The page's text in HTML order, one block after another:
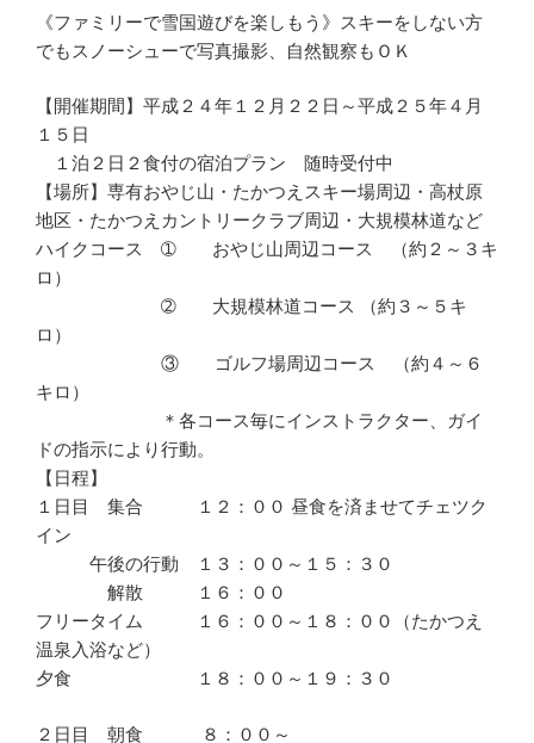
《ファミリーで雪国遊びを楽しもう》スキーをしない方
でもスノーシューで写真撮影、自然観察もＯＫ
【開催期間】平成２４年１２月２２日～平成２５年４月
１５日
１泊２日２食付の宿泊プラン 随時受付中
【場所】専有おやじ山・たかつえスキー場周辺・高杖原
地区・たかつえカントリークラブ周辺・大規模林道など
ハイクコース ➀ おやじ山周辺コース （約２～３キ
ロ）
➁ 大規模林道コース （約３～５キ
ロ）
③ ゴルフ場周辺コース （約４～６
キロ）
＊各コース毎にインストラクター、ガイ
ドの指示により行動。
【日程】
１日目 集合 １２：００ 昼食を済ませてチェツク
イン
午後の行動 １３：００～１５：３０
解散 １６：００
フリータイム １６：００～１８：００（たかつえ
温泉入浴など）
夕食 １８：００～１９：３０
２日目 朝食 ８：００～